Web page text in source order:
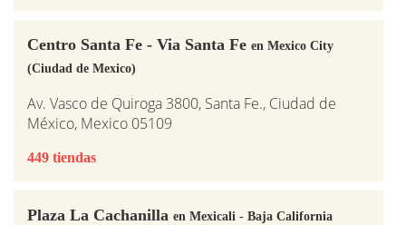
Centro Santa Fe - Via Santa Fe en Mexico City
(Ciudad de Mexico)
Av. Vasco de Quiroga 3800, Santa Fe., Ciudad de
México, Mexico 05109
449 tiendas
Plaza La Cachanilla en Mexicali - Baja California